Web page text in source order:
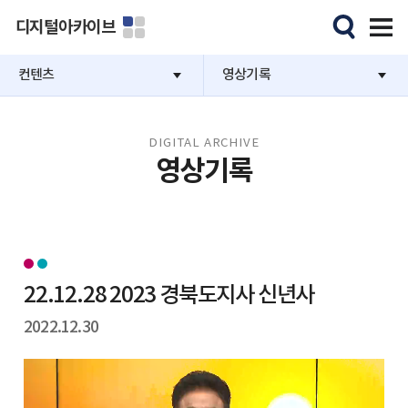
디지털아카이브
컨텐츠 영상기록
DIGITAL ARCHIVE
영상기록
22.12.28 2023 경북도지사 신년사
2022.12.30